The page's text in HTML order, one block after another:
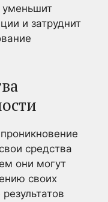
уменьшит
и затруднит
средства
они могут
своих